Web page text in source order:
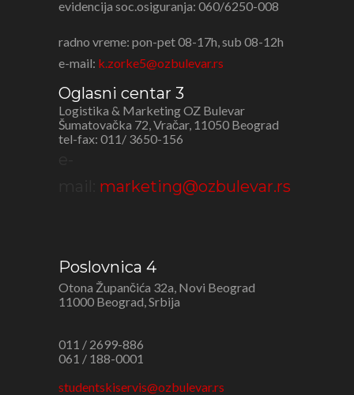
evidencija soc.osiguranja: 060/6250-008
radno vreme: pon-pet 08-17h, sub 08-12h
e-mail: k.zorke5@ozbulevar.rs
Oglasni centar 3
Logistika & Marketing OZ Bulevar
Šumatovačka 72, Vračar, 11050 Beograd
tel-fax: 011/ 3650-156
marketing@ozbulevar.rs
Poslovnica 4
Otona Župančića 32a, Novi Beograd
11000 Beograd, Srbija
011 / 2699-886
061 / 188-0001
studentskiservis@ozbulevar.rs